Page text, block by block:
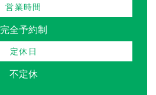
営業時間
完全予約制
定休日
不定休